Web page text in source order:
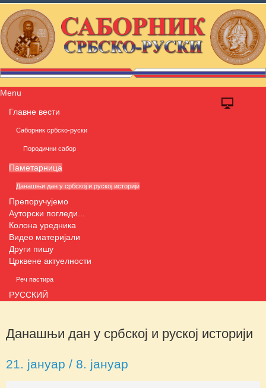
Menu
Главне вести
Саборник србско-руски
Породични сабор
Паметарница
Данашњи дан у србској и руској историји
Препоручујемо
Ауторски погледи...
Колона уредника
Видео материјали
Други пишу
Црквене актуелности
Реч пастира
РУССКИЙ
Данашњи дан у србској и руској историји
21. јануар / 8. јануар